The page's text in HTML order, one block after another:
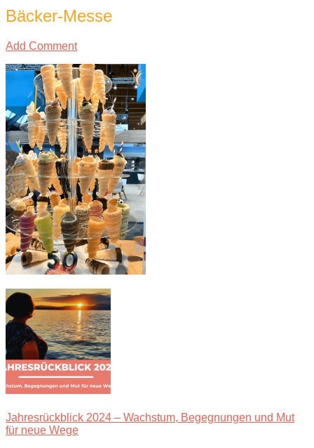
Bäcker-Messe
Add Comment
Jahresrückblick 2024 – Wachstum, Begegnungen und Mut
für neue Wege